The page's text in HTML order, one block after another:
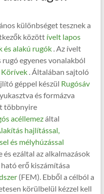
különbséget tesznek a
közöttívelt lapos
és alakú rugók. Az ívelt
rugó egyenes vonalakból
. Általában sajtoló
géppel készül Rugósáv
és formázva
többnyire
acéllemezáltal
hajlítással,
és mélyhúzással
ezáltal az alkalmazások
erő kiszámítása
(FEM). Ebből a célból a
körülbelül kézzel kell